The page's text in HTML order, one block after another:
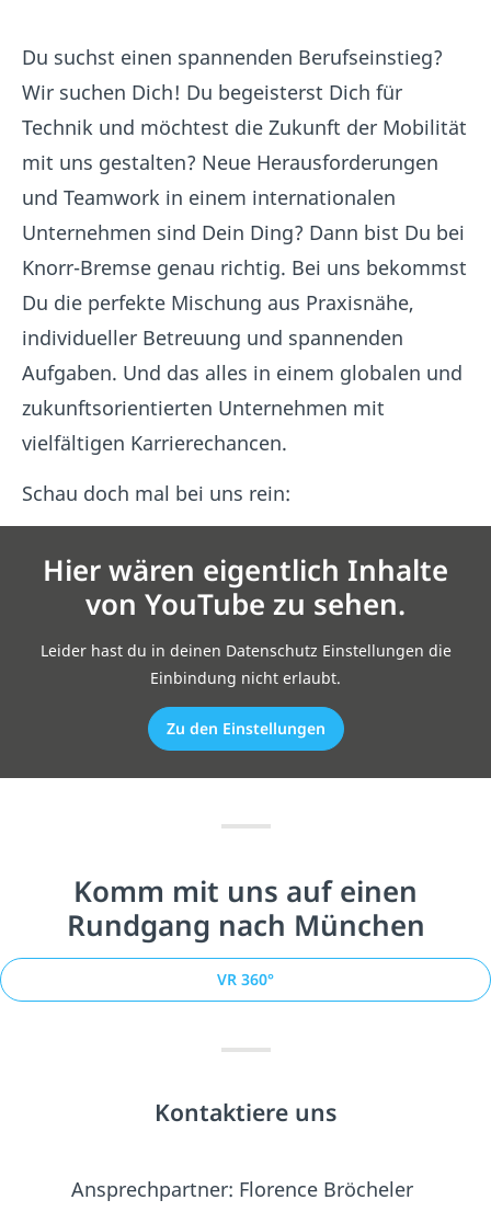
Du suchst einen spannenden Berufseinstieg?
Wir suchen Dich! Du begeisterst Dich für
Technik und möchtest die Zukunft der Mobilität
mit uns gestalten? Neue Herausforderungen
und Teamwork in einem internationalen
Unternehmen sind Dein Ding? Dann bist Du bei
Knorr-Bremse genau richtig. Bei uns bekommst
Du die perfekte Mischung aus Praxisnähe,
individueller Betreuung und spannenden
Aufgaben. Und das alles in einem globalen und
zukunftsorientierten Unternehmen mit
vielfältigen Karrierechancen.
Schau doch mal bei uns rein:
Hier wären eigentlich Inhalte
von YouTube zu sehen.
Leider hast du in deinen Datenschutz Einstellungen die
Einbindung nicht erlaubt.
Zu den Einstellungen
Komm mit uns auf einen
Rundgang nach München
VR 360°
Kontaktiere uns
Ansprechpartner: Florence Bröcheler